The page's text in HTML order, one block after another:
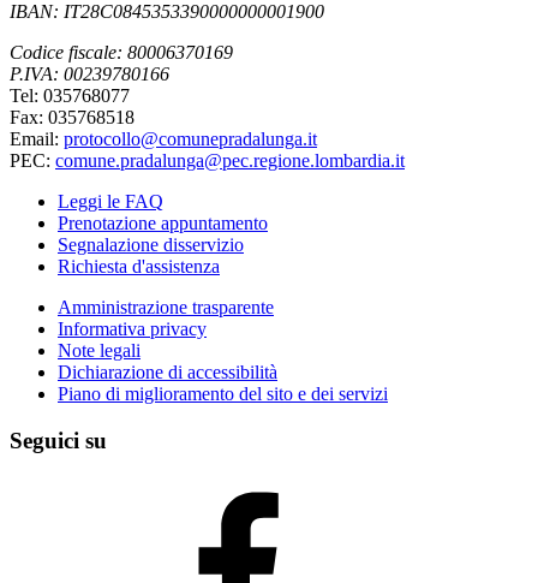
IBAN: IT28C0845353390000000001900
Codice fiscale: 80006370169
P.IVA: 00239780166
Tel: 035768077
Fax: 035768518
Email: protocollo@comunepradalunga.it
PEC: comune.pradalunga@pec.regione.lombardia.it
Leggi le FAQ
Prenotazione appuntamento
Segnalazione disservizio
Richiesta d'assistenza
Amministrazione trasparente
Informativa privacy
Note legali
Dichiarazione di accessibilità
Piano di miglioramento del sito e dei servizi
Seguici su